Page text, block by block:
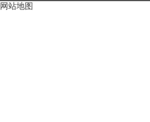
网站地图